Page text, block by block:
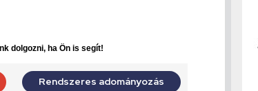
dolgozni, ha Ön is segít!